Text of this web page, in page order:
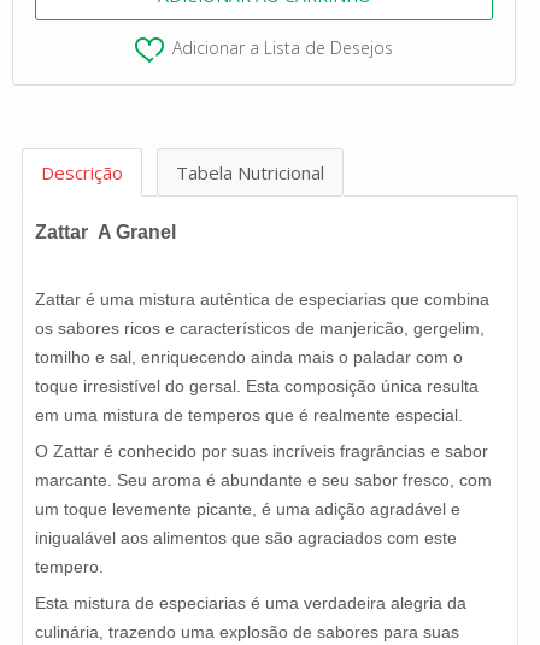
Adicionar a Lista de Desejos
Descrição Tabela Nutricional
Zattar A Granel
Zattar é uma mistura autêntica de especiarias que combina
os sabores ricos e característicos de manjericão, gergelim,
tomilho e sal, enriquecendo ainda mais o paladar com o
toque irresistível do gersal. Esta composição única resulta
em uma mistura de temperos que é realmente especial.
O Zattar é conhecido por suas incríveis fragrâncias e sabor
marcante. Seu aroma é abundante e seu sabor fresco, com
um toque levemente picante, é uma adição agradável e
inigualável aos alimentos que são agraciados com este
tempero.
Esta mistura de especiarias é uma verdadeira alegria da
culinária, trazendo uma explosão de sabores para suas